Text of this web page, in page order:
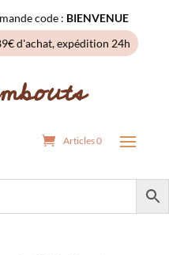
code : BIENVENUE
d'achat, expédition 24h
Articles 0